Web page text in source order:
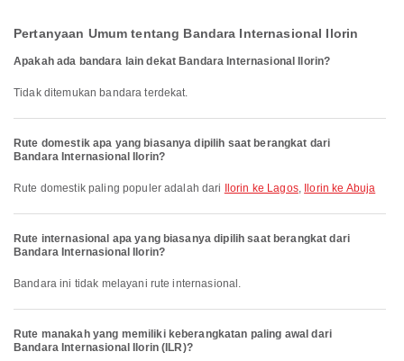
Pertanyaan Umum tentang Bandara Internasional Ilorin
Apakah ada bandara lain dekat Bandara Internasional Ilorin?
Tidak ditemukan bandara terdekat.
Rute domestik apa yang biasanya dipilih saat berangkat dari
Bandara Internasional Ilorin?
Rute domestik paling populer adalah dari Ilorin ke Lagos, Ilorin ke Abuja
Rute internasional apa yang biasanya dipilih saat berangkat dari
Bandara Internasional Ilorin?
Bandara ini tidak melayani rute internasional.
Rute manakah yang memiliki keberangkatan paling awal dari
Bandara Internasional Ilorin (ILR)?